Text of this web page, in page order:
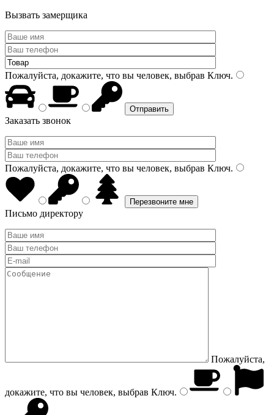
Вызвать замерщика
Пожалуйста, докажите, что вы человек, выбрав Ключ.
Заказать звонок
Пожалуйста, докажите, что вы человек, выбрав Ключ.
Письмо директору
Пожалуйста,
докажите, что вы человек, выбрав Ключ.